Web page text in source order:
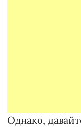
Однако,